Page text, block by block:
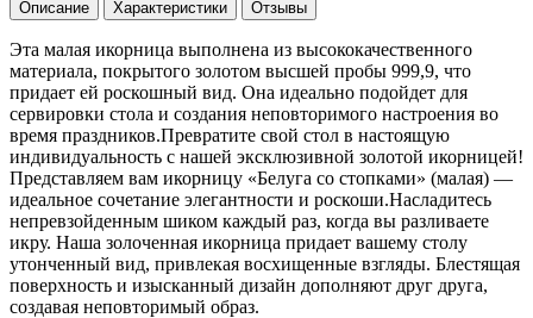
Описание Характеристики Отзывы
Эта малая икорница выполнена из высококачественного
материала, покрытого золотом высшей пробы 999,9, что
придает ей роскошный вид. Она идеально подойдет для
сервировки стола и создания неповторимого настроения во
время праздников.Превратите свой стол в настоящую
индивидуальность с нашей эксклюзивной золотой икорницей!
Представляем вам икорницу «Белуга со стопками» (малая) —
идеальное сочетание элегантности и роскоши.Насладитесь
непревзойденным шиком каждый раз, когда вы разливаете
икру. Наша золоченная икорница придает вашему столу
утонченный вид, привлекая восхищенные взгляды. Блестящая
поверхность и изысканный дизайн дополняют друг друга,
создавая неповторимый образ.